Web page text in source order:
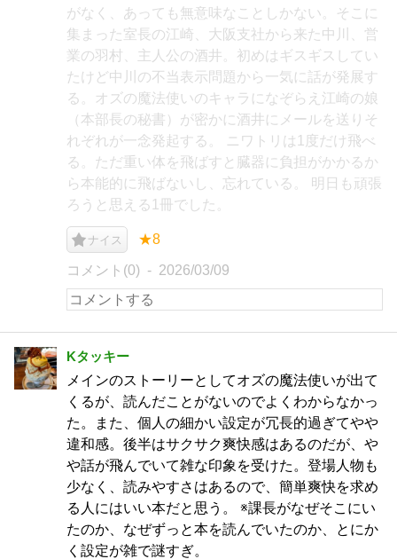
がなく、あっても無意味なことしかない。そこに
集まった室長の江崎、大阪支社から来た中川、営
業の羽村、主人公の酒井。初めはギスギスしてい
たけど中川の不当表示問題から一気に話が発展す
る。オズの魔法使いのキャラになぞらえ江崎の娘
（本部長の秘書）が密かに酒井にメールを送りそ
れぞれが一念発起する。 ニワトリは1度だけ飛べ
る。ただ重い体を飛ばすと臓器に負担がかかるか
ら本能的に飛ばないし、忘れている。 明日も頑張
ろうと思える1冊でした。
ナイス ★8
コメント(0) 2026/03/09
Kタッキー
メインのストーリーとしてオズの魔法使いが出て
くるが、読んだことがないのでよくわからなかっ
た。また、個人の細かい設定が冗長的過ぎてやや
違和感。後半はサクサク爽快感はあるのだが、や
や話が飛んでいて雑な印象を受けた。登場人物も
少なく、読みやすさはあるので、簡単爽快を求め
る人にはいい本だと思う。 ※課長がなぜそこにい
たのか、なぜずっと本を読んでいたのか、とにか
く設定が雑で謎すぎ。